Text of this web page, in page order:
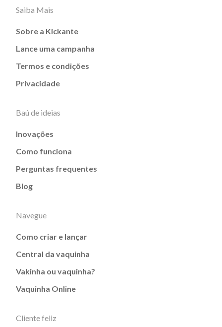
Saiba Mais
Sobre a Kickante
Lance uma campanha
Termos e condições
Privacidade
Baú de ideias
Inovações
Como funciona
Perguntas frequentes
Blog
Navegue
Como criar e lançar
Central da vaquinha
Vakinha ou vaquinha?
Vaquinha Online
Cliente feliz